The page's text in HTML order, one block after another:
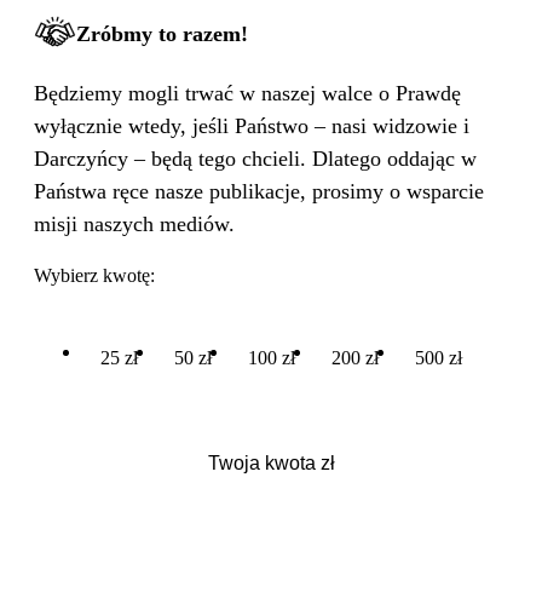
Zróbmy to razem!
Będziemy mogli trwać w naszej walce o Prawdę
wyłącznie wtedy, jeśli Państwo – nasi widzowie i
Darczyńcy – będą tego chcieli. Dlatego oddając w
Państwa ręce nasze publikacje, prosimy o wsparcie
misji naszych mediów.
Wybierz kwotę:
25 zł 50 zł 100 zł 200 zł 500 zł